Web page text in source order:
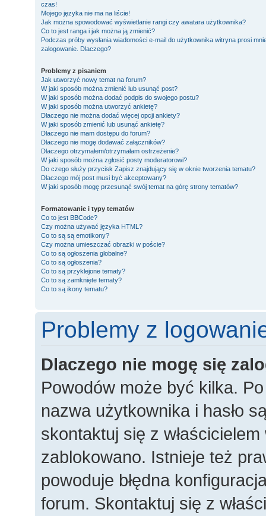
czas!
Mojego języka nie ma na liście!
Jak można spowodować wyświetlanie rangi czy awatara użytkownika?
Co to jest ranga i jak można ją zmienić?
Podczas próby wysłania wiadomości e-mail do użytkownika witryna prosi
zalogowanie. Dlaczego?
Problemy z pisaniem
Jak utworzyć nowy temat na forum?
W jaki sposób można zmienić lub usunąć post?
W jaki sposób można dodać podpis do swojego postu?
W jaki sposób można utworzyć ankietę?
Dlaczego nie można dodać więcej opcji ankiety?
W jaki sposób zmienić lub usunąć ankietę?
Dlaczego nie mam dostępu do forum?
Dlaczego nie mogę dodawać załączników?
Dlaczego otrzymałem/otrzymałam ostrzeżenie?
W jaki sposób można zgłosić posty moderatorowi?
Do czego służy przycisk Zapisz znajdujący się w oknie tworzenia tematu?
Dlaczego mój post musi być akceptowany?
W jaki sposób mogę przesunąć swój temat na górę strony tematów?
Formatowanie i typy tematów
Co to jest BBCode?
Czy można używać języka HTML?
Co to są są emotikony?
Czy można umieszczać obrazki w poście?
Co to są ogłoszenia globalne?
Co to są ogłoszenia?
Co to są przyklejone tematy?
Co to są zamknięte tematy?
Co to są ikony tematu?
Problemy z
Dlaczego nie mogę się
Powodów może być kilka.
nazwa użytkownika i hasło
skontaktuj się z
zablokowano. Istnieje też
powoduje błędna
forum. Skontaktuj się z